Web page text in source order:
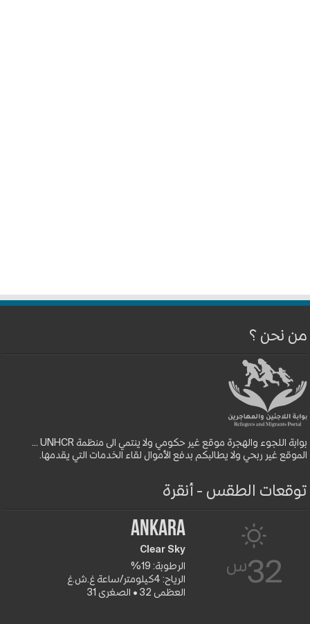
من نحن ؟
بوابة اللجوء والهجرة موقع غير حكومي ولا ينتمي الى منظمة UNHCR ...
الموقع غير ربحي ولا يطالبكم بدفع الأموال لقاء الخدمات التي يقدمها.
توقعات الطقس - أنقرة
32س
Ankara
Clear Sky
الرطوبة: 19%
الرياح: 4كيلومتر/ساعة غ.ش.غ
العظمى 32 • الصغرى 31